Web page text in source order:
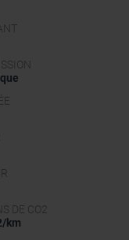
DE CO2
km